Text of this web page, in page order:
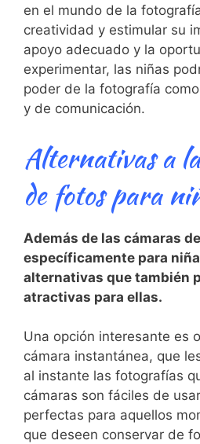
en el mundo de la
creatividad y estimular su
apoyo adecuado y la
experimentar, las niñas⁣
poder de⁤ la fotografía
y de comunicación.
Alternativas a
de‌ fotos⁢ para
Además de las cámaras
específicamente para⁢
alternativas que también
atractivas para ellas. ​
Una ⁣opción interesante es
cámara instantánea, ‍que
al instante las fotografías
cámaras son ⁤fáciles de
perfectas para aquellos
que ⁤deseen conservar de